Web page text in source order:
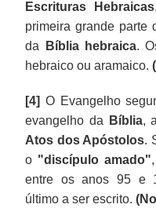
Escrituras Hebraicas
primeira grande parte
da Bíblia hebraica.
hebraico ou aramaico.
[4]O Evangelho
evangelho da
Bíblia,
Atos dos Apóstolos.
o "discípulo amado"
entre os anos 95 e
último a ser escrito.